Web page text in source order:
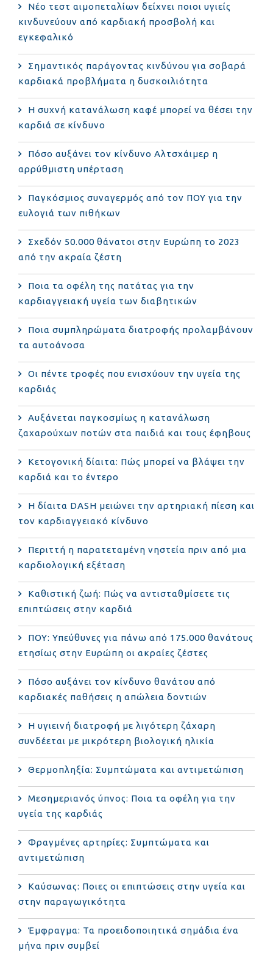
Νέο τεστ αιμοπεταλίων δείχνει ποιοι υγιείς
κινδυνεύουν από καρδιακή προσβολή και
εγκεφαλικό
Σημαντικός παράγοντας κινδύνου για σοβαρά
καρδιακά προβλήματα η δυσκοιλιότητα
Η συχνή κατανάλωση καφέ μπορεί να θέσει την
καρδιά σε κίνδυνο
Πόσο αυξάνει τον κίνδυνο Αλτσχάιμερ η
αρρύθμιστη υπέρταση
Παγκόσμιος συναγερμός από τον ΠΟΥ για την
ευλογιά των πιθήκων
Σχεδόν 50.000 θάνατοι στην Ευρώπη το 2023
από την ακραία ζέστη
Ποια τα οφέλη της πατάτας για την
καρδιαγγειακή υγεία των διαβητικών
Ποια συμπληρώματα διατροφής προλαμβάνουν
τα αυτοάνοσα
Οι πέντε τροφές που ενισχύουν την υγεία της
καρδιάς
Αυξάνεται παγκοσμίως η κατανάλωση
ζαχαρούχων ποτών στα παιδιά και τους έφηβους
Κετογονική δίαιτα: Πώς μπορεί να βλάψει την
καρδιά και το έντερο
Η δίαιτα DASH μειώνει την αρτηριακή πίεση και
τον καρδιαγγειακό κίνδυνο
Περιττή η παρατεταμένη νηστεία πριν από μια
καρδιολογική εξέταση
Καθιστική ζωή: Πώς να αντισταθμίσετε τις
επιπτώσεις στην καρδιά
ΠΟΥ: Υπεύθυνες για πάνω από 175.000 θανάτους
ετησίως στην Ευρώπη οι ακραίες ζέστες
Πόσο αυξάνει τον κίνδυνο θανάτου από
καρδιακές παθήσεις η απώλεια δοντιών
Η υγιεινή διατροφή με λιγότερη ζάχαρη
συνδέεται με μικρότερη βιολογική ηλικία
Θερμοπληξία: Συμπτώματα και αντιμετώπιση
Μεσημεριανός ύπνος: Ποια τα οφέλη για την
υγεία της καρδιάς
Φραγμένες αρτηρίες: Συμπτώματα και
αντιμετώπιση
Καύσωνας: Ποιες οι επιπτώσεις στην υγεία και
στην παραγωγικότητα
Έμφραγμα: Τα προειδοποιητικά σημάδια ένα
μήνα πριν συμβεί